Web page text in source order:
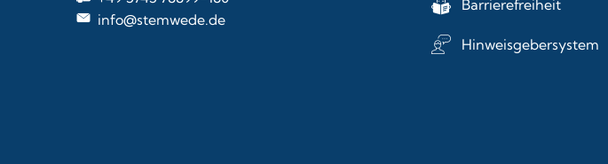
info@stemwede.de
Barrierefreiheit
Hinweisgebersystem